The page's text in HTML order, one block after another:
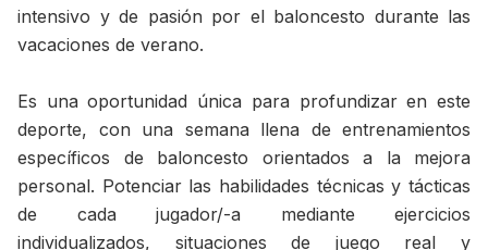
intensivo y de pasión por el baloncesto durante las
vacaciones de verano.
Es una oportunidad única para profundizar en este
deporte, con una semana llena de entrenamientos
específicos de baloncesto orientados a la mejora
personal. Potenciar las habilidades técnicas y tácticas
de cada jugador/-a mediante ejercicios
individualizados, situaciones de juego real y